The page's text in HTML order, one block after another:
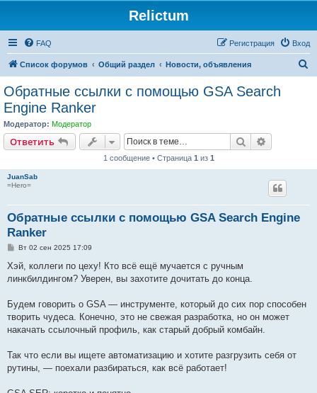
Relictum
FAQ Вход
Регистрация
Список форумов Общий раздел Новости, объявления
Обратные ссылки с помощью GSA Search
Engine Ranker
Модератор: Модератор
Ответить Поиск
1 сообщение • Страница 1 из 1
JuanSab
=Hero=
Обратные ссылки с помощью GSA Search Engine
Ranker
С
о
щ
и
е
Вт 02 сен 2025 17:09
Хэй, коллеги по цеху! Кто всё ещё мучается с ручным
линкбилдингом? Уверен, вы захотите дочитать до конца.
Будем говорить о GSA — инструменте, который до сих пор способен
творить чудеса. Конечно, это не свежая разработка, но он может
накачать ссылочный профиль, как старый добрый комбайн.
Так что если вы ищете автоматизацию и хотите разгрузить себя от
рутины, — поехали разбираться, как всё работает!